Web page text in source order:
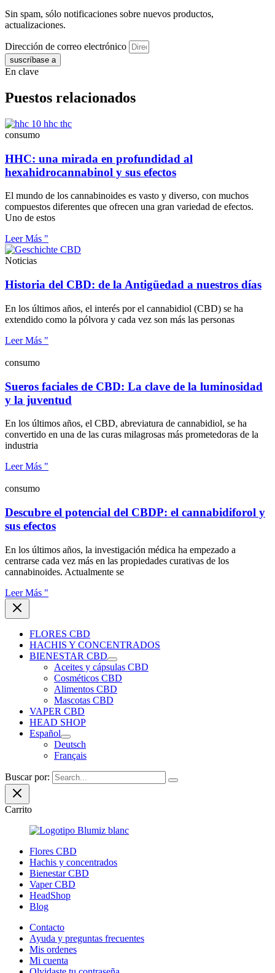
Sin spam, sólo notificaciones sobre nuevos productos,
actualizaciones.
Dirección de correo electrónico
suscríbase a
En clave
Puestos relacionados
consumo
HHC: una mirada en profundidad al
hexahidrocannabinol y sus efectos
El mundo de los cannabinoides es vasto y diverso, con muchos
compuestos diferentes que ofrecen una gran variedad de efectos.
Uno de estos
Leer Más "
Noticias
Historia del CBD: de la Antigüedad a nuestros días
En los últimos años, el interés por el cannabidiol (CBD) se ha
extendido como la pólvora y cada vez son más las personas
Leer Más "
consumo
Sueros faciales de CBD: La clave de la luminosidad
y la juventud
En los últimos años, el CBD, abreviatura de cannabidiol, se ha
convertido en una de las curas milagrosas más prometedoras de la
industria
Leer Más "
consumo
Descubre el potencial del CBDP: el cannabidiforol y
sus efectos
En los últimos años, la investigación médica ha empezado a
centrarse cada vez más en las propiedades curativas de los
cannabinoides. Actualmente se
Leer Más "
FLORES CBD
HACHIS Y CONCENTRADOS
BIENESTAR CBD
Aceites y cápsulas CBD
Cosméticos CBD
Alimentos CBD
Mascotas CBD
VAPER CBD
HEAD SHOP
Español
Deutsch
Français
Buscar por:
Carrito
Flores CBD
Hachis y concentrados
Bienestar CBD
Vaper CBD
HeadShop
Blog
Contacto
Ayuda y preguntas frecuentes
Mis ordenes
Mi cuenta